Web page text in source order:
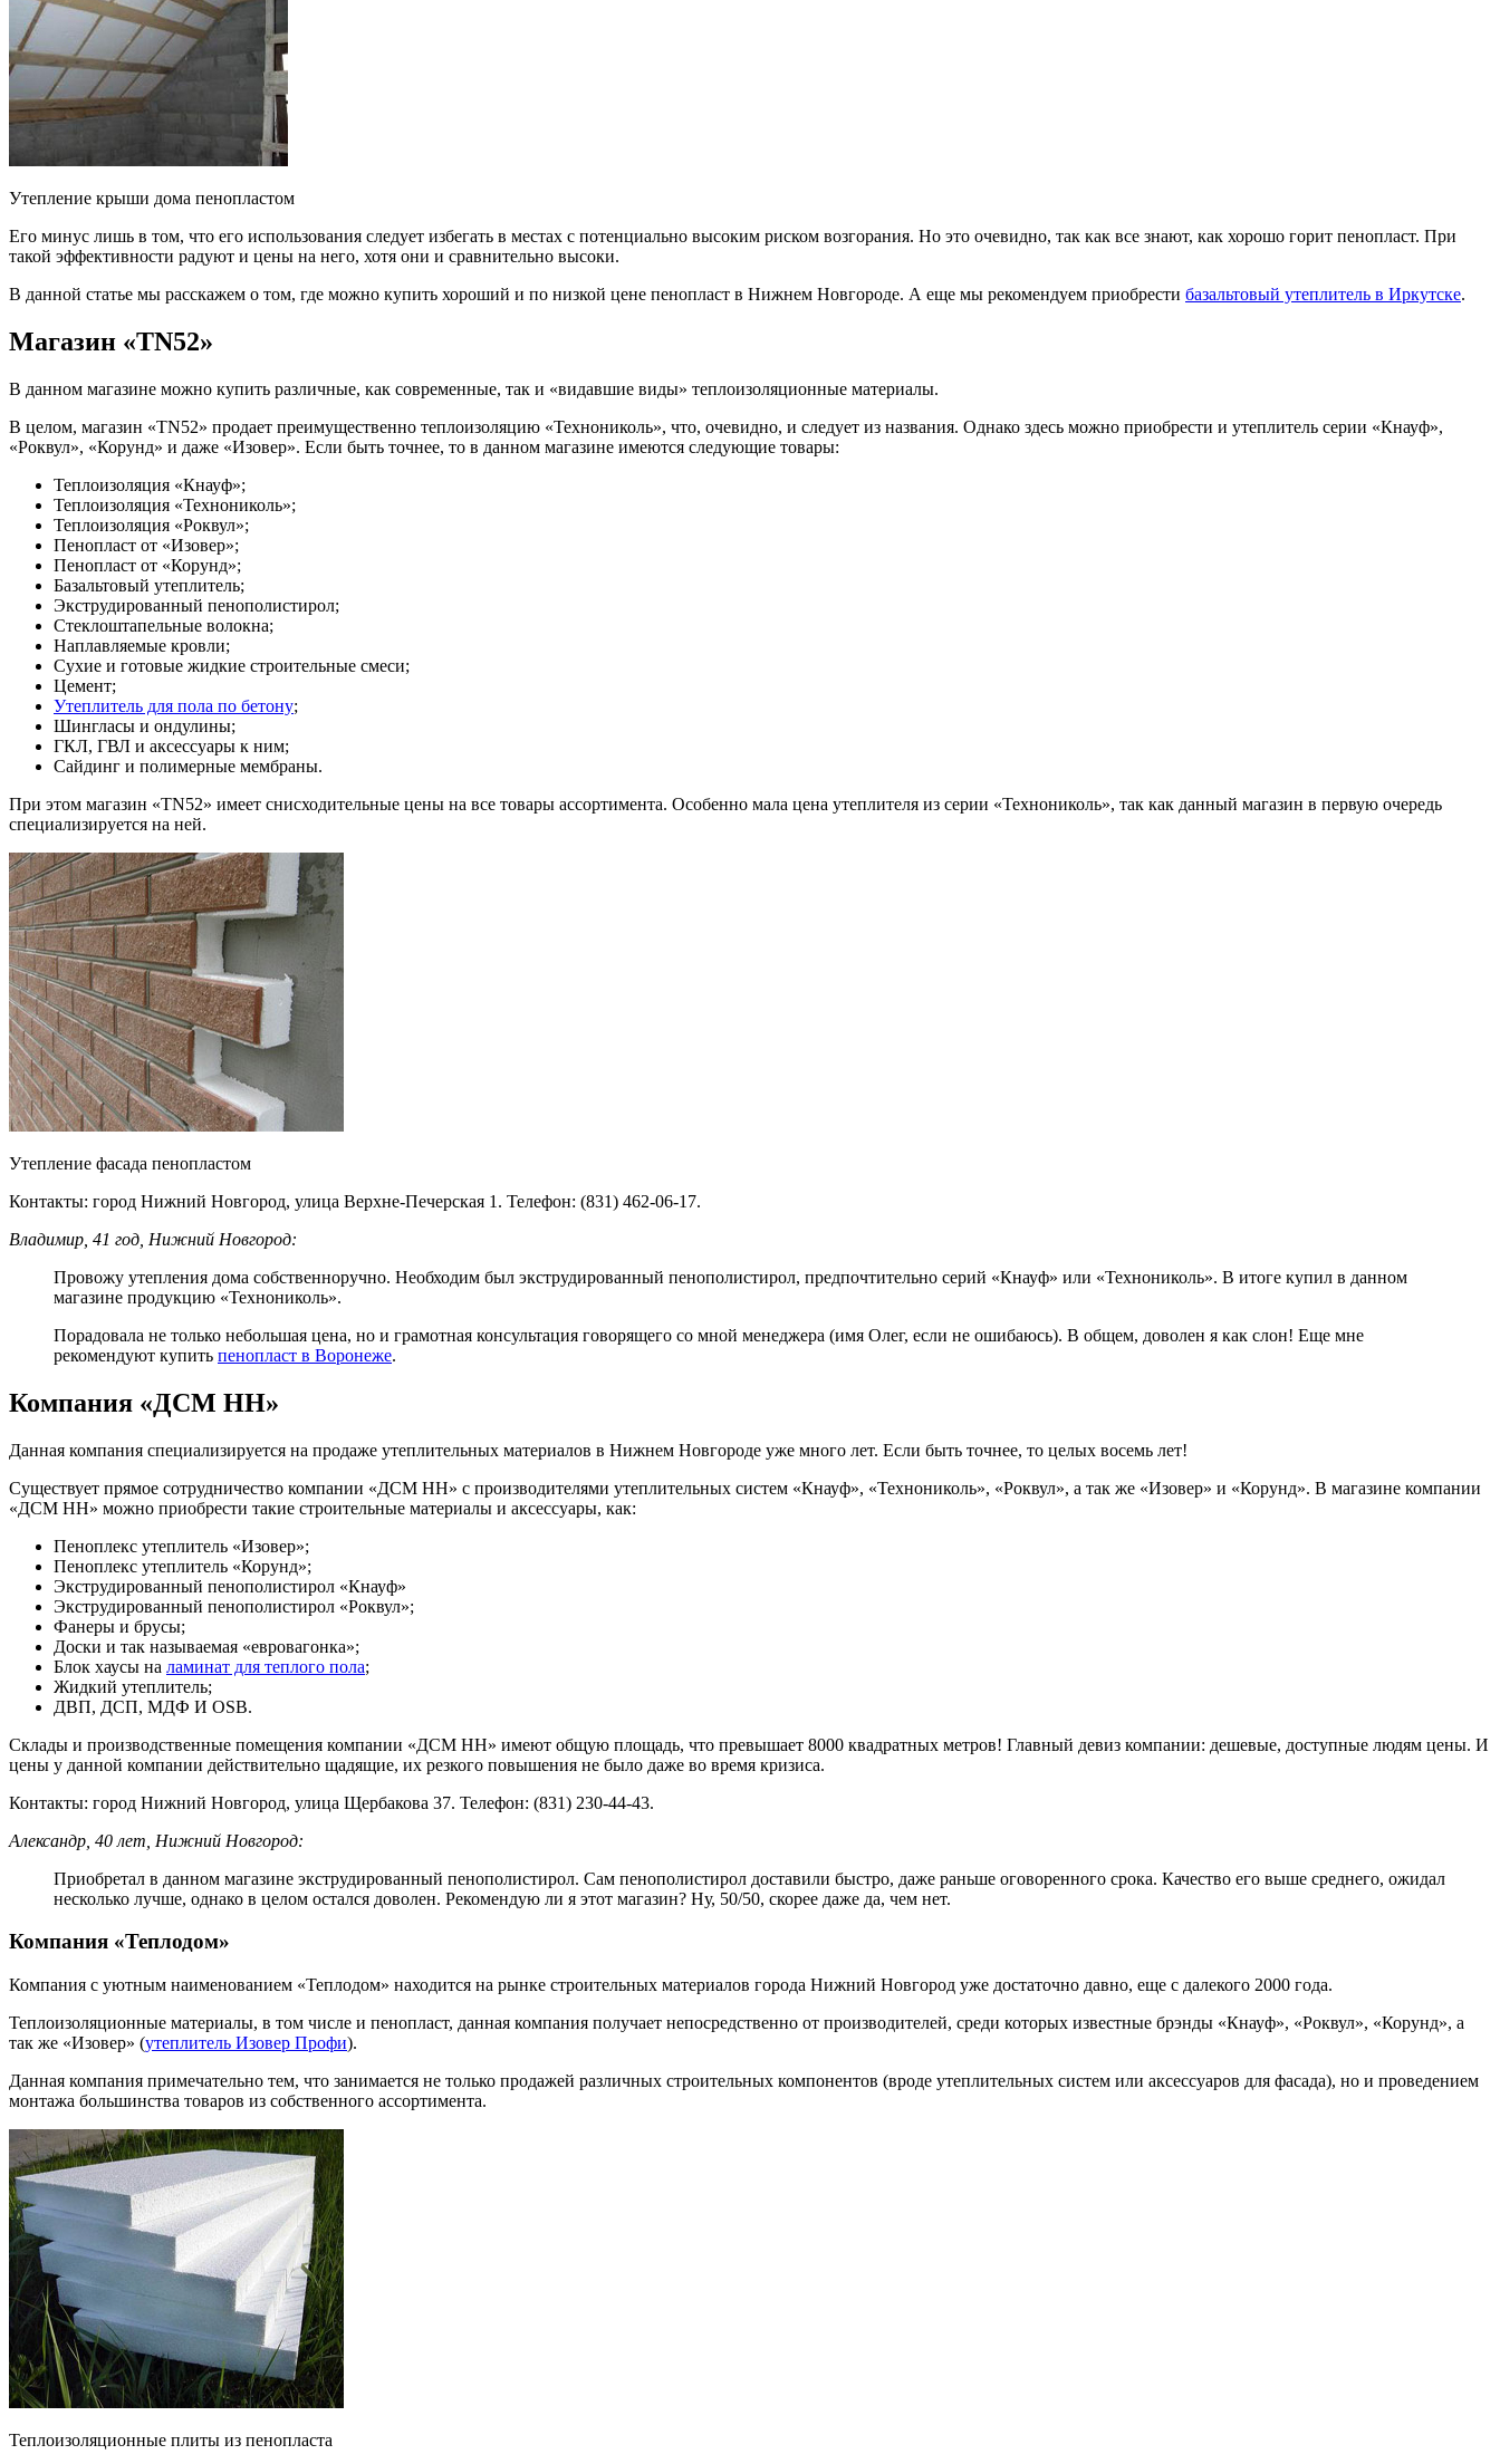
Утепление крыши дома пенопластом
Его минус лишь в том, что его использования следует избегать в местах с потенциально высоким риском возгорания. Но это очевидно, так как все знают, как хорошо горит пенопласт. При
такой эффективности радуют и цены на него, хотя они и сравнительно высоки.
В данной статье мы расскажем о том, где можно купить хороший и по низкой цене пенопласт в Нижнем Новгороде. А еще мы рекомендуем приобрести базальтовый утеплитель в Иркутске.
Магазин «TN52»
В данном магазине можно купить различные, как современные, так и «видавшие виды» теплоизоляционные материалы.
В целом, магазин «TN52» продает преимущественно теплоизоляцию «Технониколь», что, очевидно, и следует из названия. Однако здесь можно приобрести и утеплитель серии «Кнауф»,
«Роквул», «Корунд» и даже «Изовер». Если быть точнее, то в данном магазине имеются следующие товары:
Теплоизоляция «Кнауф»;
Теплоизоляция «Технониколь»;
Теплоизоляция «Роквул»;
Пенопласт от «Изовер»;
Пенопласт от «Корунд»;
Базальтовый утеплитель;
Экструдированный пенополистирол;
Стеклоштапельные волокна;
Наплавляемые кровли;
Сухие и готовые жидкие строительные смеси;
Цемент;
Утеплитель для пола по бетону;
Шингласы и ондулины;
ГКЛ, ГВЛ и аксессуары к ним;
Сайдинг и полимерные мембраны.
При этом магазин «TN52» имеет снисходительные цены на все товары ассортимента. Особенно мала цена утеплителя из серии «Технониколь», так как данный магазин в первую очередь
специализируется на ней.
Утепление фасада пенопластом
Контакты: город Нижний Новгород, улица Верхне-Печерская 1. Телефон: (831) 462-06-17.
Владимир, 41 год, Нижний Новгород:
Провожу утепления дома собственноручно. Необходим был экструдированный пенополистирол, предпочтительно серий «Кнауф» или «Технониколь». В итоге купил в данном
магазине продукцию «Технониколь».
Порадовала не только небольшая цена, но и грамотная консультация говорящего со мной менеджера (имя Олег, если не ошибаюсь). В общем, доволен я как слон! Еще мне
рекомендуют купить пенопласт в Воронеже.
Компания «ДСМ НН»
Данная компания специализируется на продаже утеплительных материалов в Нижнем Новгороде уже много лет. Если быть точнее, то целых восемь лет!
Существует прямое сотрудничество компании «ДСМ НН» с производителями утеплительных систем «Кнауф», «Технониколь», «Роквул», а так же «Изовер» и «Корунд». В магазине компании
«ДСМ НН» можно приобрести такие строительные материалы и аксессуары, как:
Пеноплекс утеплитель «Изовер»;
Пеноплекс утеплитель «Корунд»;
Экструдированный пенополистирол «Кнауф»
Экструдированный пенополистирол «Роквул»;
Фанеры и брусы;
Доски и так называемая «евровагонка»;
Блок хаусы на ламинат для теплого пола;
Жидкий утеплитель;
ДВП, ДСП, МДФ И OSB.
Склады и производственные помещения компании «ДСМ НН» имеют общую площадь, что превышает 8000 квадратных метров! Главный девиз компании: дешевые, доступные людям цены. И
цены у данной компании действительно щадящие, их резкого повышения не было даже во время кризиса.
Контакты: город Нижний Новгород, улица Щербакова 37. Телефон: (831) 230-44-43.
Александр, 40 лет, Нижний Новгород:
Приобретал в данном магазине экструдированный пенополистирол. Сам пенополистирол доставили быстро, даже раньше оговоренного срока. Качество его выше среднего, ожидал
несколько лучше, однако в целом остался доволен. Рекомендую ли я этот магазин? Ну, 50/50, скорее даже да, чем нет.
Компания «Теплодом»
Компания с уютным наименованием «Теплодом» находится на рынке строительных материалов города Нижний Новгород уже достаточно давно, еще с далекого 2000 года.
Теплоизоляционные материалы, в том числе и пенопласт, данная компания получает непосредственно от производителей, среди которых известные брэнды «Кнауф», «Роквул», «Корунд», а
так же «Изовер» (утеплитель Изовер Профи).
Данная компания примечательно тем, что занимается не только продажей различных строительных компонентов (вроде утеплительных систем или аксессуаров для фасада), но и проведением
монтажа большинства товаров из собственного ассортимента.
Теплоизоляционные плиты из пенопласта